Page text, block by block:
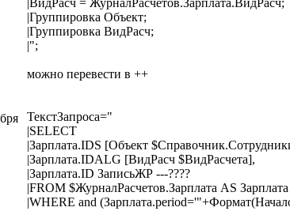
|ВидРасч = ЖурналРасчетов.Зарплата.ВидРасч;
|Группировка Объект;
|Группировка ВидРасч;
|";
можно перевести в ++
ТекстЗапроса="
|SELECT
|Зарплата.IDS [Объект
|Зарплата.IDALG [ВидРасч $ВидРасчета],
|Зарплата.ID ЗаписьЖР ---????
|FROM $ЖурналРасчетов.Зарплата AS Зарплата
|WHERE and